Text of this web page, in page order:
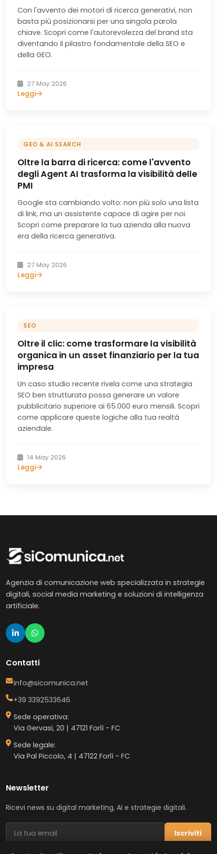
Con l'avvento dei motori di ricerca generativi, non
basta più posizionarsi per una singola parola
chiave. Scopri come l'autorevolezza del brand sta
diventando il pilastro fondamentale della SEO e
della GEO.
27 May 2026
Leggi
GEO & AI SEARCH
Oltre la barra di ricerca: come l'avvento
degli Agent AI trasforma la visibilità delle
PMI
Google sta cambiando volto: non più solo una lista
di link, ma un assistente capace di agire per noi.
Scopri come preparare la tua azienda alla nuova
era della ricerca generativa.
27 May 2026
Leggi
SEO
Oltre il clic: come trasformare la visibilità
organica in un asset finanziario per la tua
impresa
Un caso studio recente rivela come una strategia
SEO ben strutturata possa generare un valore
pubblicitario superiore ai 65.000 euro mensili. Scopri
come applicare queste logiche alla tua realtà
aziendale.
14 May 2026
Leggi
Agenzia di comunicazione web specializzata in strategie
digitali, social media marketing e soluzioni di intelligenza
artificiale.
Contatti
info@sicomunica.net
+39 3392533646
Sede operativa:
Via Gervasi, 20 | 47121 Forlì - FC
Sede legale:
Via Pal Piccolo, 4 | 47122 Forlì - FC
Newsletter
Ricevi news su digital marketing, AI e strategie digitali.
Iscriviti